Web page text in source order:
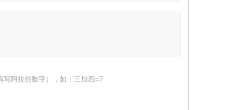
写阿拉伯数字），如：三加四=7